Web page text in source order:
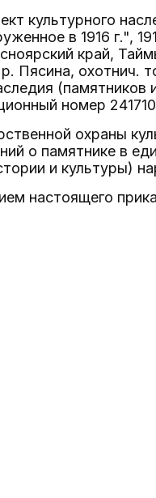
культурного
в 1916 г.",
край,
Пясина, охотнич.
номер
охраны
о памятнике в
и культуры)
настоящего